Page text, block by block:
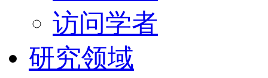
访问学者
研究领域